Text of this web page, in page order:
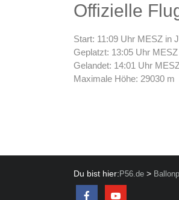
Offizielle
Start: 11:09 Uhr MESZ in
Geplatzt: 13:05 Uhr MESZ
Gelandet: 14:01 Uhr MESZ
Maximale Höhe: 29030 m
Du bist hier: P56.de >